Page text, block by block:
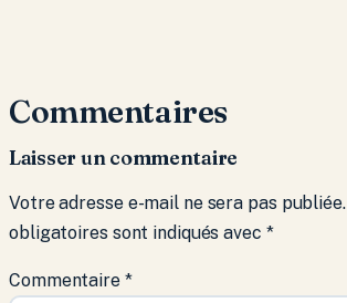
Commentaires
Laisser un commentaire
Votre adresse e-mail ne sera pas publiée.
obligatoires sont indiqués avec *
Commentaire *